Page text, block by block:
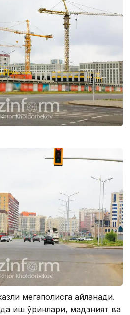
мегаполисга айланади.
иш ўринлари, маданият ва